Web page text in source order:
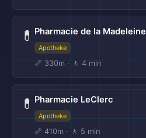
💊 Pharmacie de la Madeleine
Apotheke
📏 330m · 🚶 4 min
💊 Pharmacie LeClerc
Apotheke
📏 410m · 🚶 5 min